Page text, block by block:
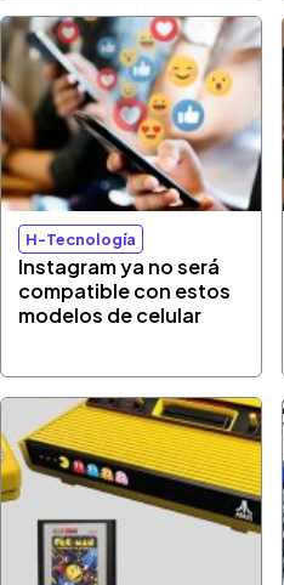
H-Tecnología
Instagram ya no será
compatible con estos
modelos de celular